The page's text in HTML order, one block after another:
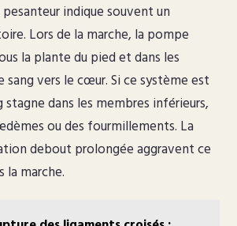
indique souvent un
Lors de la marche, la pompe
la plante du pied et dans les
vers le cœur. Si ce système est
stagne dans les membres inférieurs,
ou des fourmillements. La
debout prolongée aggravent ce
la marche.